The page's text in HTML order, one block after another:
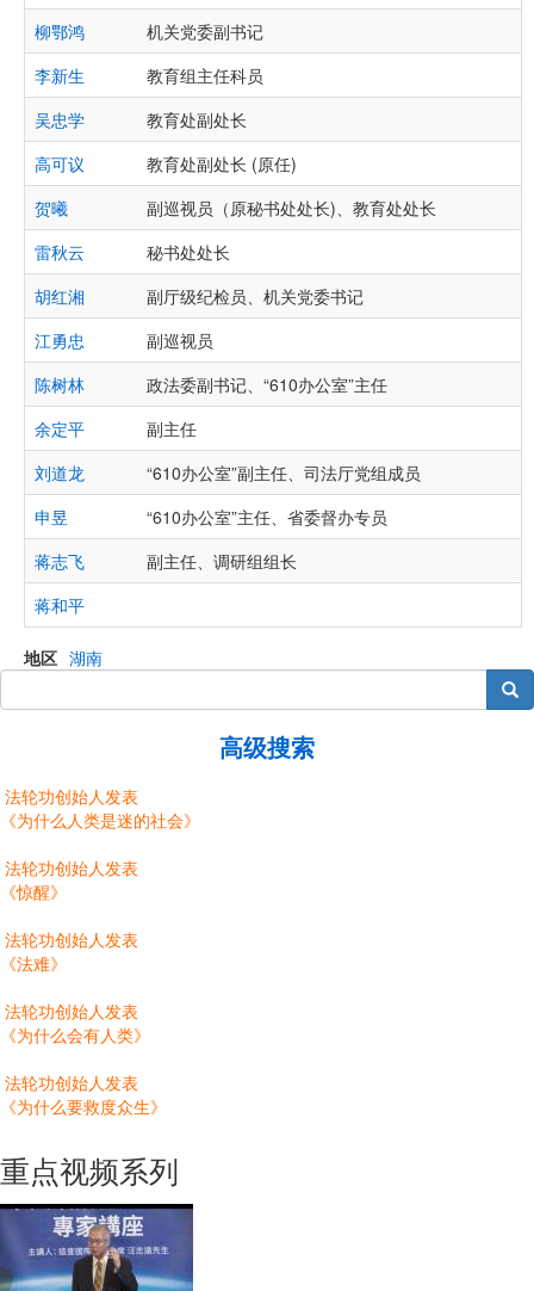
柳鄂鸿
机关党委副书记
李新生
教育组主任科员
吴忠学
教育处副处长
高可议
教育处副处长 (原任)
贺曦
副巡视员（原秘书处处长)、教育处处长
雷秋云
秘书处处长
胡红湘
副厅级纪检员、机关党委书记
江勇忠
副巡视员
陈树林
政法委副书记、“610办公室”主任
余定平
副主任
刘道龙
“610办公室”副主任、司法厅党组成员
申昱
“610办公室”主任、省委督办专员
蒋志飞
副主任、调研组组长
蒋和平
地区 湖南
搜索
高级搜索
法轮功创始人发表
《为什么人类是迷的社会》
法轮功创始人发表
《惊醒》
法轮功创始人发表
《法难》
法轮功创始人发表
《为什么会有人类》
法轮功创始人发表
《为什么要救度众生》
重点视频系列